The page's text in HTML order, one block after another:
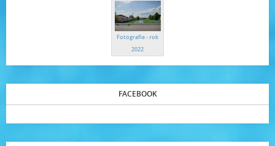
Fotografie - rok
2022
FACEBOOK